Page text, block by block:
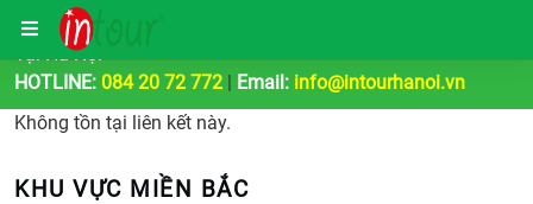
Công Ty Tổ Chức Tour Du Lịch | Teambuilding & Sự Kiện
Tại Hà Nội
HOTLINE: 084 20 72 772 | Email: info@intourhanoi.vn
Không tồn tại liên kết này.
KHU VỰC MIỀN BẮC